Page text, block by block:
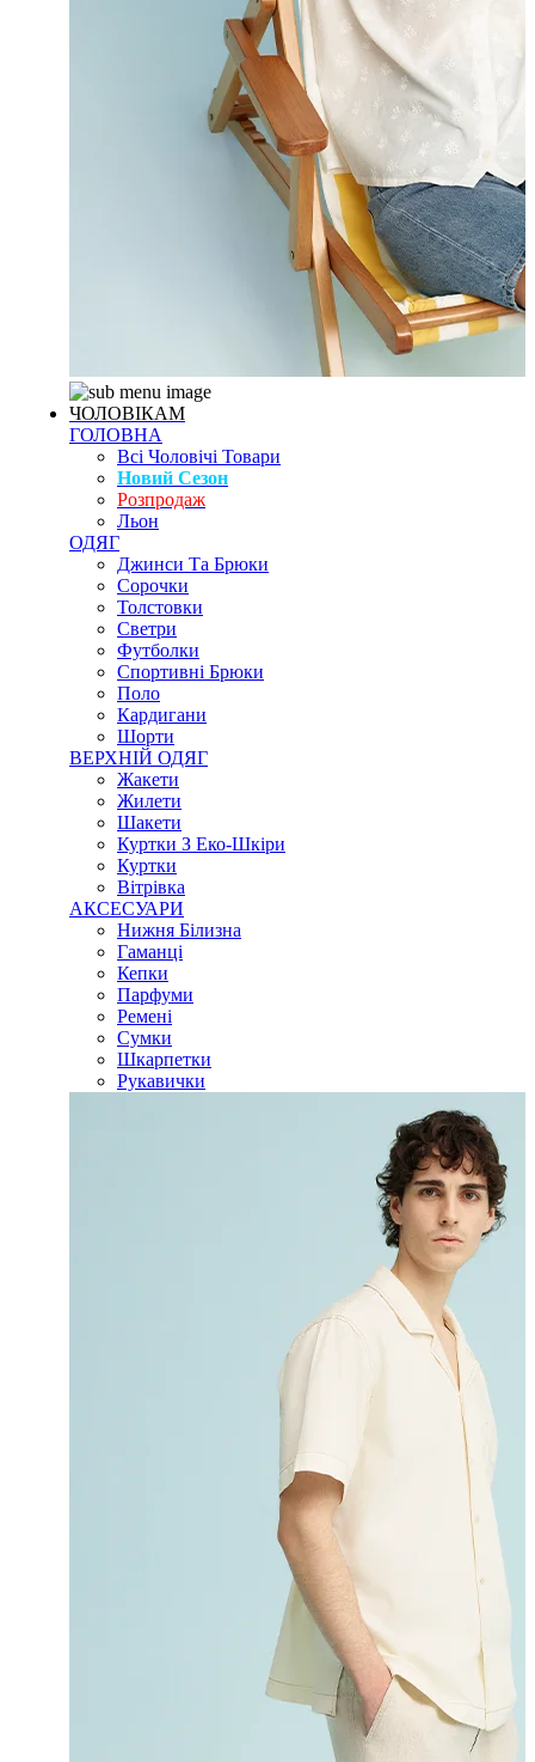
ЧОЛОВІКАМ
ГОЛОВНА
Всі Чоловічі Товари
Новий Сезон
Розпродаж
Льон
ОДЯГ
Джинси Та Брюки
Сорочки
Толстовки
Светри
Футболки
Спортивні Брюки
Поло
Кардигани
Шорти
ВЕРХНІЙ ОДЯГ
Жакети
Жилети
Шакети
Куртки З Еко-Шкіри
Куртки
Вітрівка
АКСЕСУАРИ
Нижня Білизна
Гаманці
Кепки
Парфуми
Ремені
Сумки
Шкарпетки
Рукавички